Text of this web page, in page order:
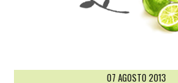
07 AGOSTO 2013